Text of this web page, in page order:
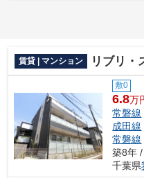
賃貸 | マンション リブリ・
敷0
6.8万
常磐線
成田線
常磐線
築8年
千葉県